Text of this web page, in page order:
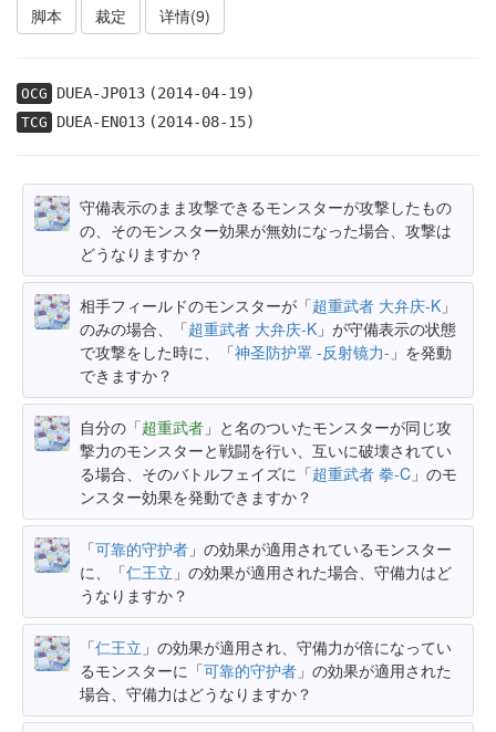
脚本
裁定 详情(9)
OCG DUEA-JP013(2014-04-19)
TCG DUEA-EN013(2014-08-15)
守備表示のまま攻撃できるモンスターが攻撃したもの
の、そのモンスター効果が無効になった場合、攻撃は
どうなりますか？
相手フィールドのモンスターが「超重武者 大弁庆-K 」
のみの場合、「超重武者 大弁庆-K 」が守備表示の状態
で攻撃をした時に、「神圣防护罩 -反射镜力- 」を発動
できますか？
自分の「超重武者 」と名のついたモンスターが同じ攻
撃力のモンスターと戦闘を行い、互いに破壊されてい
る場合、そのバトルフェイズに「超重武者 拳-C 」のモ
ンスター効果を発動できますか？
「可靠的守护者 」の効果が適用されているモンスター
に、「仁王立 」の効果が適用された場合、守備力はど
うなりますか？
「仁王立 」の効果が適用され、守備力が倍になってい
るモンスターに「可靠的守护者 」の効果が適用された
場合、守備力はどうなりますか？